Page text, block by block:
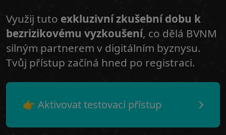
Využij tuto exkluzivní zkušební dobu k
bezrizikovému vyzkoušení, co dělá BVNM
silným partnerem v digitálním byznysu.
Tvůj přístup začíná hned po registraci.
👉 Aktivovat testovací přístup